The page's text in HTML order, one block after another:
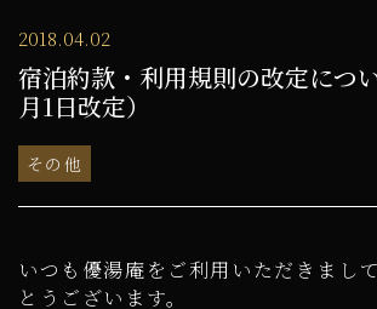
2018.04.02
宿泊約款・利用規則の改定につ
月1日改定）
その他
いつも優湯庵をご利用いただきまし
とうございます。